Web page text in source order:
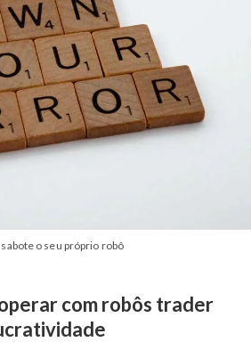
o seu próprio robô
com robôs trader